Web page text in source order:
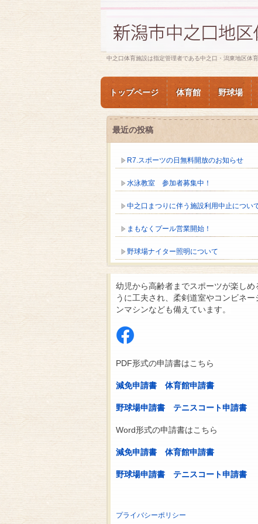
中之口体育施設は指定管理者である中之口・潟東地区体
トップページ 体育館 野球場
最近の投稿
R7.スポーツの日無料開放のお知らせ
水泳教室 参加者募集中！
中之口まつりに伴う施設利用中止につい
まもなくプール営業開始！
野球場ナイター照明について
幼児から高齢者までスポーツが楽しめ
うに工夫され、柔剣道室やコンビネー
ンマシンなども備えています。
PDF形式の申請書はこちら
減免申請書 体育館申請書
野球場申請書 テニスコート申請書
Word形式の申請書はこちら
減免申請書 体育館申請書
野球場申請書 テニスコート申請書
プライバシーポリシー